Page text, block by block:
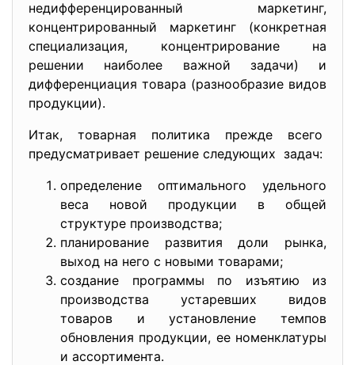
недифференцированный маркетинг,
концентрированный маркетинг (конкретная
специализация, концентрирование на
решении наиболее важной задачи) и
дифференциация товара (разнообразие видов
продукции).
Итак, товарная политика прежде всего
предусматривает решение следующих задач:
определение оптимального удельного
веса новой продукции в общей
структуре производства;
планирование развития доли рынка,
выход на него с новыми товарами;
создание программы по изъятию из
производства устаревших видов
товаров и установление темпов
обновления продукции, ее номенклатуры
и ассортимента.